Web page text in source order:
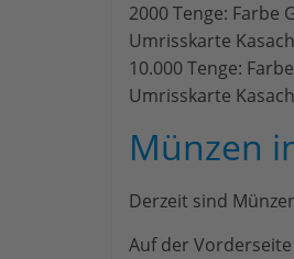
2000 Tenge: Farbe
Umrisskarte
10.000 Tenge:
Umrisskarte
Münzen
Derzeit sind
Auf der